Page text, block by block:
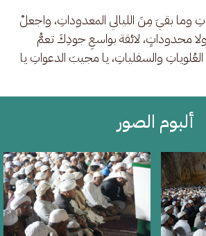
وما بقيَ مِنَ الليالي المعدوداتِ، واجعلْ
محدوداتٍ، لائقة بواسعِ جودِكَ تعمُّ
العُلوياتِ والسفلياتِ، يا مجيبَ الدعواتِ يا
ألبوم الصور